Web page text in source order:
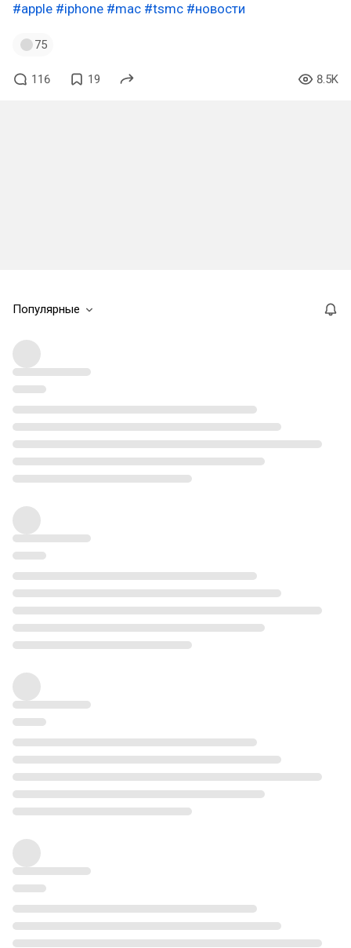
#apple #iphone #mac #tsmc #новости
75
116 19 8.5K
Популярные